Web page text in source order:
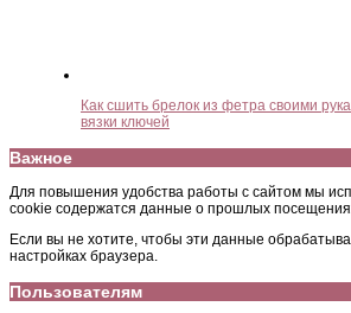
Как сшить брелок из фетра своими
вязки ключей
Важное
Для повышения удобства работы с сайтом мы
cookie содержатся данные о прошлых
Если вы не хотите, чтобы эти данные
настройках браузера.
Пользователям